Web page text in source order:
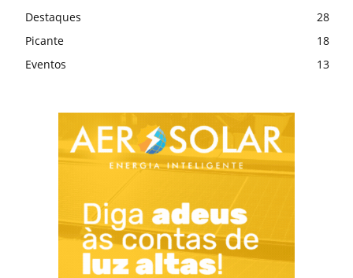
Destaques
28
Picante
18
Eventos
13